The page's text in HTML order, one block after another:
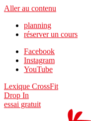
Aller au contenu
planning
réserver un cours
Facebook
Instagram
YouTube
Lexique CrossFit
Drop In
essai gratuit